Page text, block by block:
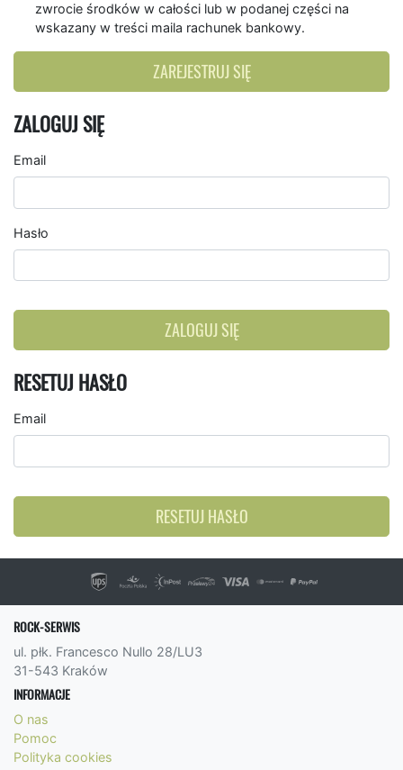
zwrocie środków w całości lub w podanej części na
wskazany w treści maila rachunek bankowy.
ZAREJESTRUJ SIĘ
ZALOGUJ SIĘ
Email
Hasło
ZALOGUJ SIĘ
RESETUJ HASŁO
Email
RESETUJ HASŁO
ROCK-SERWIS
ul. płk. Francesco Nullo 28/LU3
31-543 Kraków
INFORMACJE
O nas
Pomoc
Polityka cookies